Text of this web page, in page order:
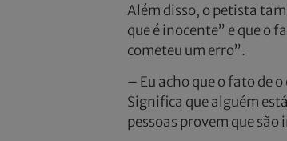
Além disso, o petista
que é inocente” e que o
cometeu um erro”.
– Eu acho que o fato de
Significa que alguém
pessoas provem que